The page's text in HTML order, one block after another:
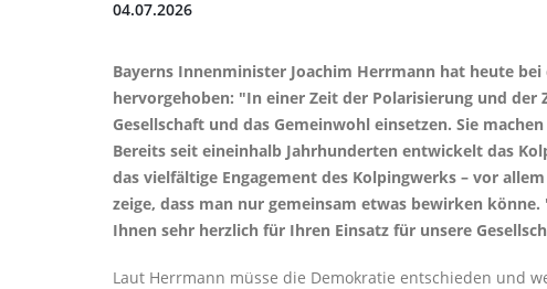
04.07.2026
Bayerns Innenminister Joachim Herrmann hat heute
hervorgehoben: "In einer Zeit der Polarisierung und der
Gesellschaft und das Gemeinwohl einsetzen. Sie
Bereits seit eineinhalb Jahrhunderten entwickelt das
das vielfältige Engagement des Kolpingwerks – vor
zeige, dass man nur gemeinsam etwas bewirken
Ihnen sehr herzlich für Ihren Einsatz für unsere
Laut Herrmann müsse die Demokratie entschieden und